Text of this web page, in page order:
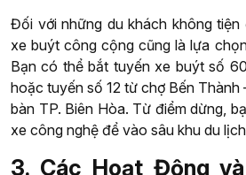
Đối với những du khách không
xe buýt công cộng cũng là lựa
Bạn có thể bắt tuyến xe buýt số
hoặc tuyến số 12 từ chợ Bến Thành
bàn TP. Biên Hòa. Từ điểm dừng,
xe công nghệ để vào sâu khu du
3. Các Hoạt Động